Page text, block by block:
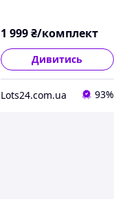
1 999 ₴/комплект
Дивитись
Lots24.com.ua 93%